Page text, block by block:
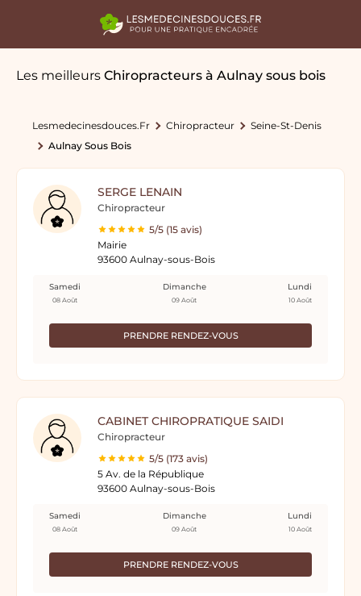
Les meilleurs Chiropracteurs à Aulnay sous bois
Lesmedecinesdouces.fr Chiropracteur
Seine-St-Denis
Aulnay Sous Bois
SERGE LENAIN
Chiropracteur
5/5 (15 avis)
Mairie
93600 Aulnay-sous-Bois
PRENDRE RENDEZ-VOUS
Samedi
08 Août
Dimanche
09 Août
Lundi
10 Août
CABINET CHIROPRATIQUE SAIDI
Chiropracteur
5/5 (173 avis)
5 Av. de la République
93600 Aulnay-sous-Bois
PRENDRE RENDEZ-VOUS
Samedi
08 Août
Dimanche
09 Août
Lundi
10 Août